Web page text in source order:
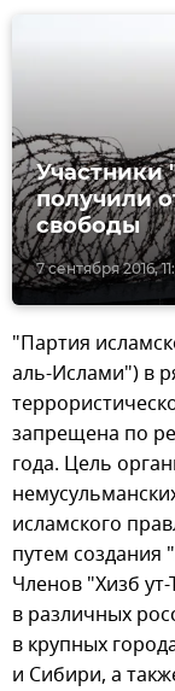
7 сентября 2016,
Участники
получили
свободы
"Партия
аль-Ислами") в
запрещена по
года. Цель
исламского
путем создания
Членов "Хизб
в различных
в крупных
и Сибири, а